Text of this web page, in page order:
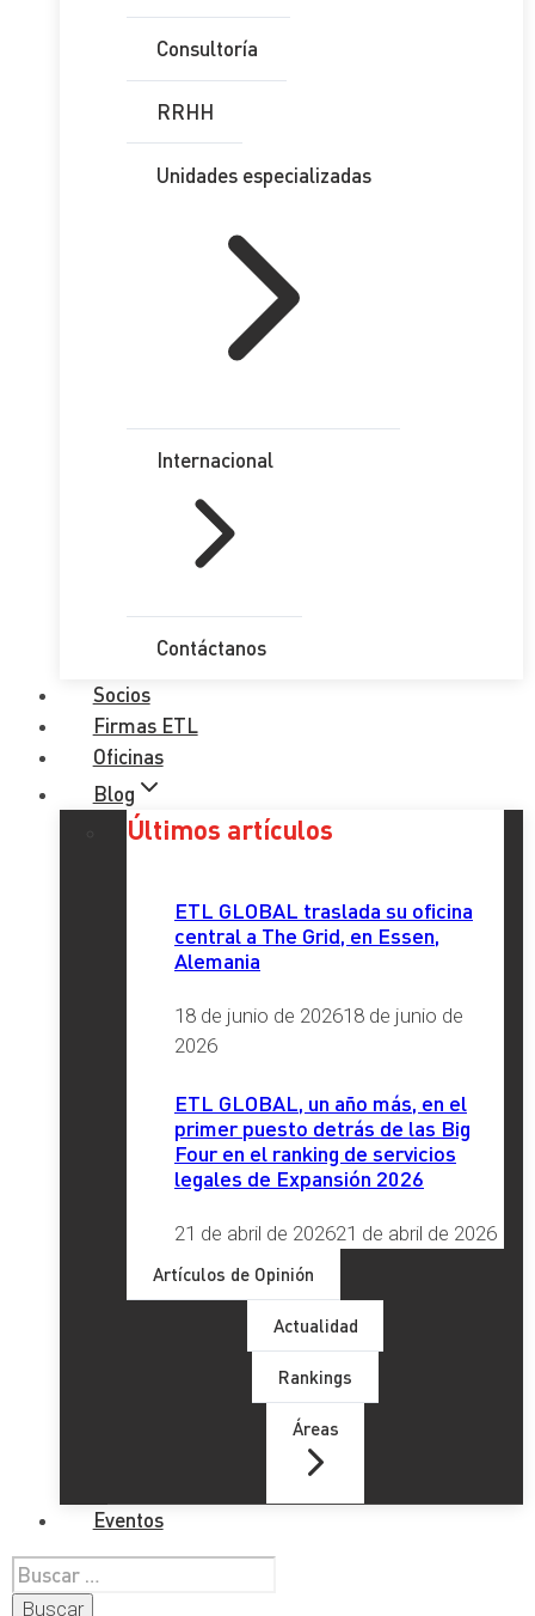
Consultoría
RRHH
Unidades especializadas
Internacional
Contáctanos
Socios
Firmas ETL
Oficinas
Blog
Últimos artículos
ETL GLOBAL traslada su oficina
central a The Grid, en Essen,
Alemania
18 de junio de 202618 de junio de
2026
ETL GLOBAL, un año más, en el
primer puesto detrás de las Big
Four en el ranking de servicios
legales de Expansión 2026
21 de abril de 202621 de abril de 2026
Artículos de Opinión
Actualidad
Rankings
Áreas
Eventos
Buscar: